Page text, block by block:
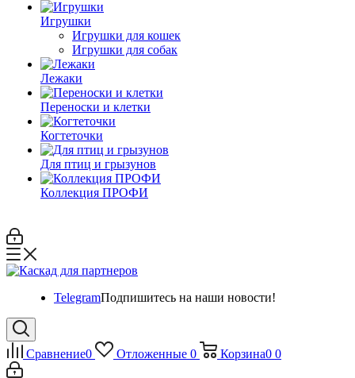
Игрушки
Игрушки для кошек
Игрушки для собак
Лежаки
Переноски и клетки
Когтеточки
Для птиц и грызунов
Коллекция ПРОФИ
TelegramПодпишитесь на наши новости!
Сравнение0 Отложенные 0 Корзина0 0